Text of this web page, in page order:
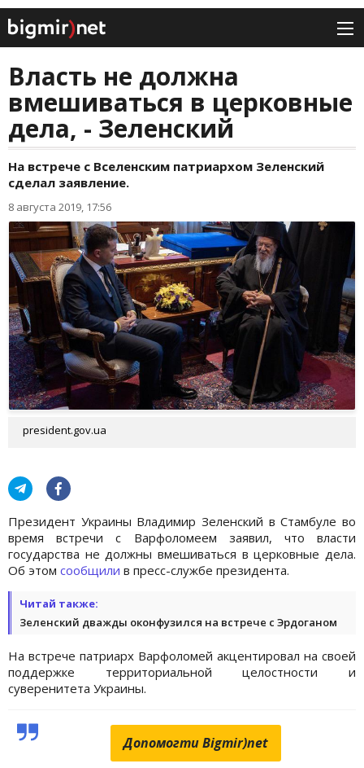
Власть не должна
вмешиваться в церковные
дела, - Зеленский
На встрече с Вселенским патриархом Зеленский
сделал заявление.
8 августа 2019, 17:56
president.gov.ua
Президент Украины Владимир Зеленский в Стамбуле во
время встречи с Варфоломеем заявил, что власти
государства не должны вмешиваться в церковные дела.
Об этом сообщили в пресс-службе президента.
Читай также:
Зеленский дважды оконфузился на встрече с Эрдоганом
На встрече патриарх Варфоломей акцентировал на своей
поддержке территориальной целостности и
суверенитета Украины.
Допомогти Bigmir)net